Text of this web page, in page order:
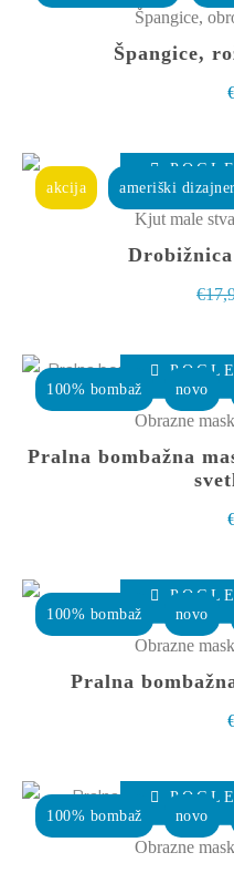
Špangice,
Špangice,
akcija ameriški
Kjut male
€
100% bombaž novo
Obrazne
Pralna bombažna
100% bombaž novo
Obrazne
Pralna
100% bombaž novo
Obrazne